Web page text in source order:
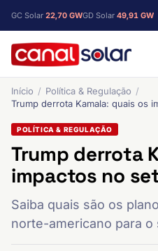
GC Solar 22,70 GWGD Solar 49,91 GW
Início
Política & Regulação
Trump derrota Kamala: quais os
POLÍTICA & REGULAÇÃO
Trump derrota
impactos no
Saiba quais são os
norte-americano para